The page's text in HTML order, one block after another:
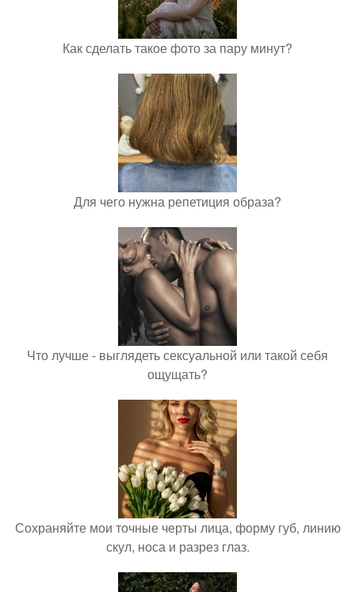
Как сделать такое фото за пару минут?
Для чего нужна репетиция образа?
Что лучше - выглядеть сексуальной или такой себя
ощущать?
Сохраняйте мои точные черты лица, форму губ, линию
скул, носа и разрез глаз.